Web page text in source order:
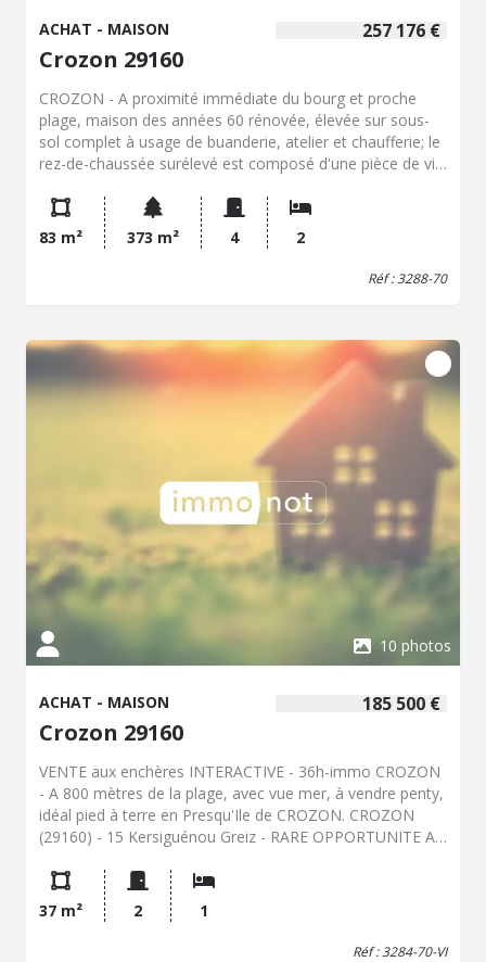
257 176 €
ACHAT - MAISON
Crozon 29160
CROZON - A proximité immédiate du bourg et proche
plage, maison des années 60 rénovée, élevée sur sous-
sol complet à usage de buanderie, atelier et chaufferie; le
rez-de-chaussée surélevé est composé d'une pièce de vie
bois, wc; à l'étage, deux chambres, salle d'eau avec wc.
Cour et jardin, le tout sur 373 m² de terrain.
83 m² 373 m² 4 2
Réf : 3288-70
10 photos
185 500 €
ACHAT - MAISON
Crozon 29160
VENTE aux enchères INTERACTIVE - 36h-immo CROZON
- A 800 mètres de la plage, avec vue mer, à vendre penty,
idéal pied à terre en Presqu'Ile de CROZON. CROZON
(29160) - 15 Kersiguénou Greiz - RARE OPPORTUNITE Au
des plages et des sentiers de randonnées, Penty en bon
état général, composé : au rez-de-chaussée : une pièce
de vie avec coin-cuisine, salle d'eau avec wc; à l'étage :
palier et une chambre mansardée terrasse pour les
37 m² 2 1
Réf : 3284-70-VI